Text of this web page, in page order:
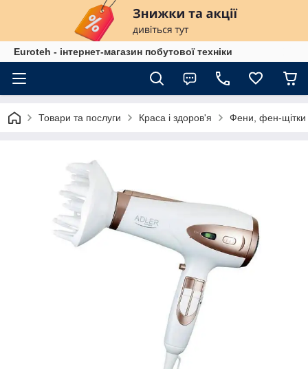
Euroteh - інтернет-магазин побутової техніки
Товари та послуги Краса і здоров'я Фени, фен-щітки